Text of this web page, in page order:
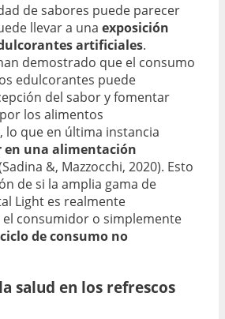
de sabores puede parecer
llevar a una exposición
artificiales.
demostrado que el consumo
edulcorantes puede
del sabor y fomentar
los alimentos
lo que en última instancia
en una alimentación
&, Mazzocchi, 2020). Esto
de si la amplia gama de
Light es realmente
el consumidor o simplemente
de consumo no
salud en los refrescos